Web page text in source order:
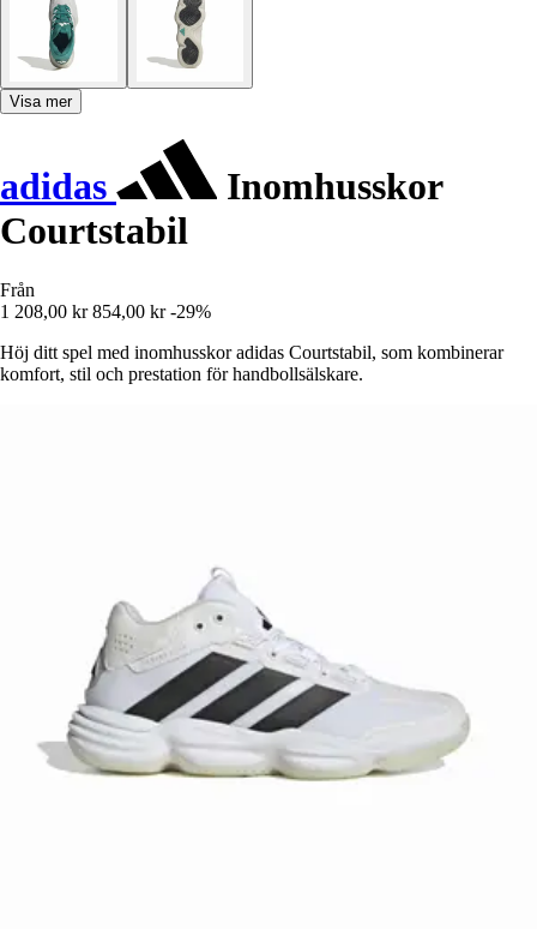
Visa mer
adidas
Inomhusskor
Courtstabil
Från
1 208,00 kr 854,00 kr -29%
Höj ditt spel med inomhusskor adidas Courtstabil, som kombinerar
komfort, stil och prestation för handbollsälskare.